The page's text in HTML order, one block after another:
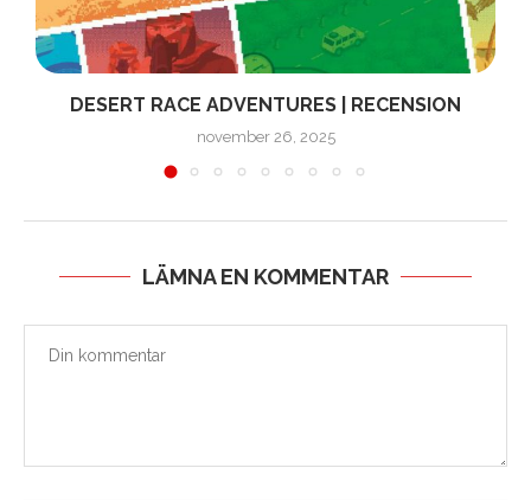
DESERT RACE ADVENTURES | RECENSION
november 26, 2025
LÄMNA EN KOMMENTAR